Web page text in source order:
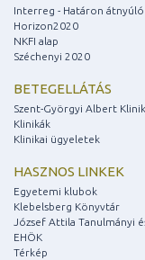
Interreg - Határon
Horizon2020
NKFI alap
Széchenyi 2020
BETEGELLÁTÁS
Szent-Györgyi Albert
Klinikák
Klinikai ügyeletek
HASZNOS LINKEK
Egyetemi klubok
Klebelsberg Könyvtár
József Attila Tanulmányi
EHÖK
Térkép